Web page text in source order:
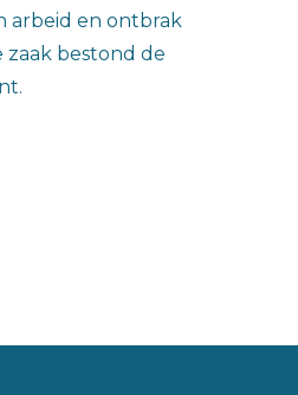
arbeid en ontbrak
zaak bestond de